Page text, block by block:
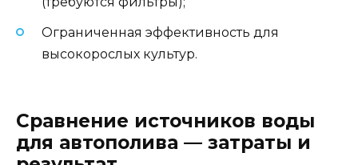
Ограниченная эффективность для
высокорослых культур.
Сравнение источников воды
для автополива — затраты и